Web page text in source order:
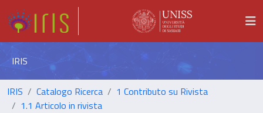
IRIS
IRIS Catalogo Ricerca
1 Contributo su Rivista
1.1 Articolo in rivista